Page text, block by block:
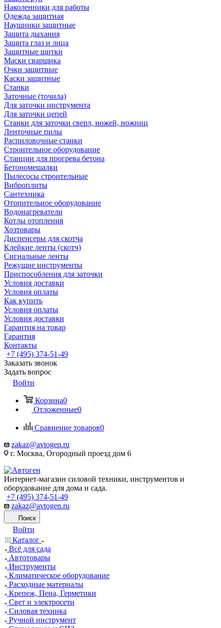
Наколенники для работы
Одежда защитная
Наушники защитные
Защита дыхания
Защита глаз и лица
Защитные щитки
Маски сварщика
Очки защитные
Каски защитные
Станки
Заточные (точила)
Для заточки инструмента
Для заточки цепей
Станки для заточки сверл, ножей, ножниц
Ленточные пилы
Распиловочные станки
Строительное оборудование
Станции для прогрева бетона
Бетономешалки
Пылесосы строительные
Виброплиты
Сантехника
Отопительное оборудование
Водонагреватели
Котлы отопления
Хозтовары
Диспенсеры для скотча
Клейкие ленты (скотч)
Сигнальные ленты
Режущие инструменты
Приспособления для заточки
Условия доставки
Условия оплаты
Как купить
Условия оплаты
Условия доставки
Гарантия на товар
Гарантия
Контакты
+7 (495) 374-51-49
Заказать звонок
Задать вопрос
Войти
Корзина0
Отложенные0
Сравнение товаров0
zakaz@avtogen.ru
г. Москва, Огородный проезд дом 6
Интернет-магазин силовой техники, инструментов и
оборудование для дома и сада.
+7 (495) 374-51-49
zakaz@avtogen.ru
Поиск
Войти
Каталог
Всё для сада
Автотовары
Инструменты
Климатическое оборудование
Расходные материалы
Крепеж, Пена, Герметики
Свет и электросети
Силовая техника
Ручной инструмент